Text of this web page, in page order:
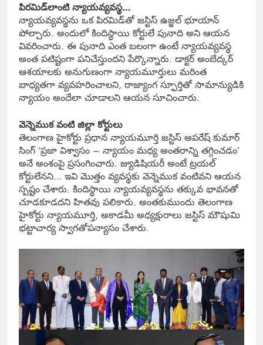
పిరమిడ్‌లాంటి న్యాయవ్యవస్థ…
న్యాయవ్యవస్థను ఒక పిరమిడ్‌తో జస్టిస్‌ ఉజ్జల్‌ భూయాన్‌
పోల్చారు. అందులో కిందిస్థాయి కోర్టులే పునాది అని ఆయన
వివరించారు. ఈ పునాది ఎంత బలంగా ఉంటే న్యాయవ్యవస్థ
అంత పటిష్టంగా పనిచేస్తుందని పేర్కొన్నారు. డాక్టర్‌ అంబేద్కర్‌
ఆశయాలకు అనుగుణంగా న్యాయమూర్తులు మరింత
బాధ్యతగా వ్యవహరించాలని, రాజ్యాంగ స్ఫూర్తితో సామాన్యుడికి
న్యాయం అందేలా చూడాలని ఆయన సూచించారు.
వెన్నెముక వంటి జిల్లా కోర్టులు
తెలంగాణ హైకోర్టు ప్రధాన న్యాయమూర్తి జస్టిస్‌ అపరేష్‌ కుమార్‌
సింగ్‌ ‘ప్రజా విశ్వాసం – న్యాయం మధ్య అంతరాన్ని తగ్గించడం’
అనే అంశంపై ప్రసంగించారు. జ్యుడిషియరీ అంటే ట్రయల్‌
కోర్టులేనని… ఇవి మొత్తం వ్యవస్థకు వెన్నెముక వంటివని ఆయన
స్పష్టం చేశారు. కిందిస్థాయి న్యాయవ్యవస్థను తక్కువ భావనతో
చూడకూడదని హితవు పలికారు. అంతకుముందు తెలంగాణ
హైకోర్టు న్యాయమూర్తి, అకాడమీ అధ్యక్షురాలు జస్టిస్‌ మౌషుమి
భట్టాచార్య స్వాగతోపన్యాసం చేశారు.